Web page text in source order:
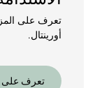
تعرف على
أورينتال.
تعرف على